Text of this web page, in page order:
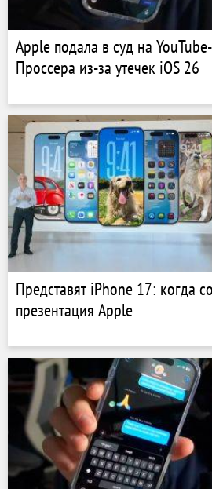
Apple подала в суд на
Проссера из-за утечек iOS 26
Представят iPhone 17: когда
презентация Apple